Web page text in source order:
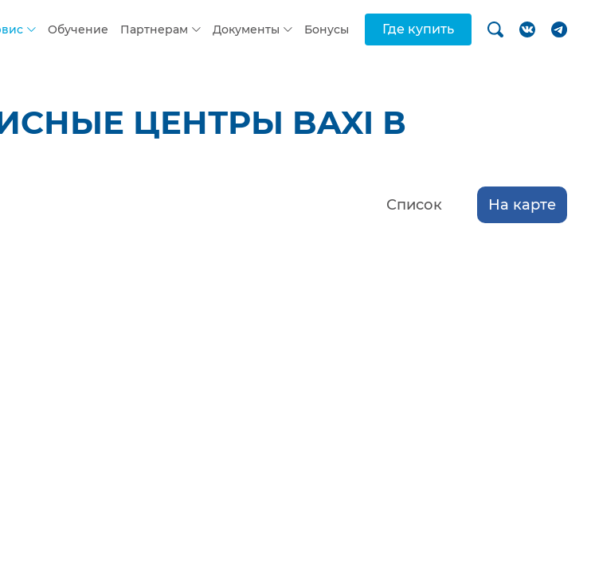
Обучение Партнерам Документы Бонусы Где купить
ЦЕНТРЫ BAXI В
Список На карте